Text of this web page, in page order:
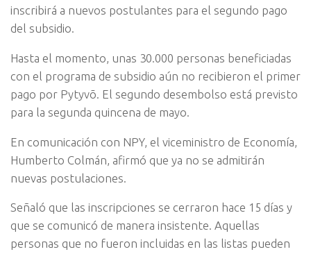
inscribirá a nuevos postulantes para el segundo pago
del subsidio.
Hasta el momento, unas 30.000 personas beneficiadas
con el programa de subsidio aún no recibieron el primer
pago por Pytyvõ. El segundo desembolso está previsto
para la segunda quincena de mayo.
En comunicación con NPY, el viceministro de Economía,
Humberto Colmán, afirmó que ya no se admitirán
nuevas postulaciones.
Señaló que las inscripciones se cerraron hace 15 días y
que se comunicó de manera insistente. Aquellas
personas que no fueron incluidas en las listas pueden